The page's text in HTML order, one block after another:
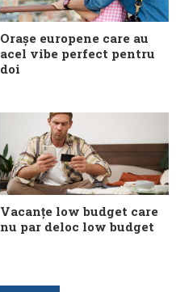
Orașe europene care au
acel vibe perfect pentru
doi
Vacanțe low budget care
nu par deloc low budget